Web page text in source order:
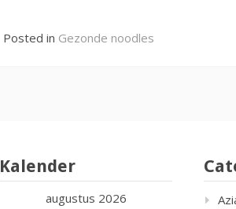
Posted in Gezonde noodles
Kalender
augustus 2026